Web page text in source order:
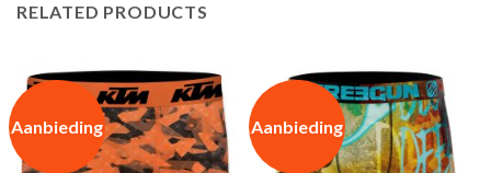
RELATED PRODUCTS
Aanbieding Aanbieding